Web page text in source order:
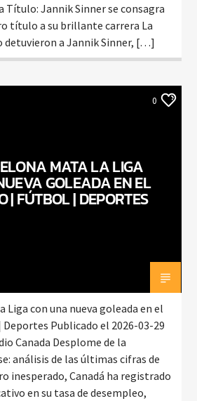
Título: Jannik Sinner se consagra
título a su brillante carrera La
detuvieron a Jannik Sinner, […]
0
MATA LA LIGA
GOLEADA EN EL
| FÚTBOL | DEPORTES
Liga con una nueva goleada en el
Publicado el 2026-03-29
Canada Desplome de la
análisis de las últimas cifras de
inesperado, Canadá ha registrado
en su tasa de desempleo,